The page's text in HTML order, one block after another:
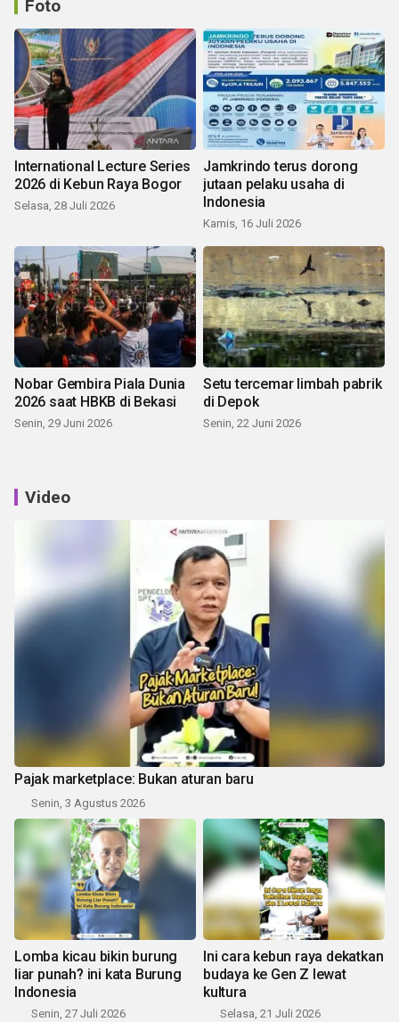
Foto
International Lecture Series
2026 di Kebun Raya Bogor
Selasa, 28 Juli 2026
Jamkrindo terus dorong
jutaan pelaku usaha di
Indonesia
Kamis, 16 Juli 2026
Nobar Gembira Piala Dunia
2026 saat HBKB di Bekasi
Senin, 29 Juni 2026
Setu tercemar limbah pabrik
di Depok
Senin, 22 Juni 2026
Video
Pajak marketplace: Bukan aturan baru
Senin, 3 Agustus 2026
Lomba kicau bikin burung
liar punah? ini kata Burung
Indonesia
Senin, 27 Juli 2026
Ini cara kebun raya dekatkan
budaya ke Gen Z lewat
kultura
Selasa, 21 Juli 2026